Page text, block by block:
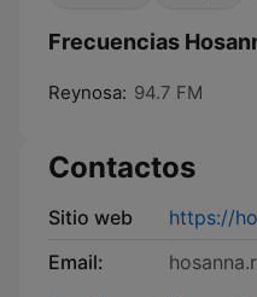
Frecuencias
Reynosa: 94.7 FM
Contactos
Sitio web
https://
Email: